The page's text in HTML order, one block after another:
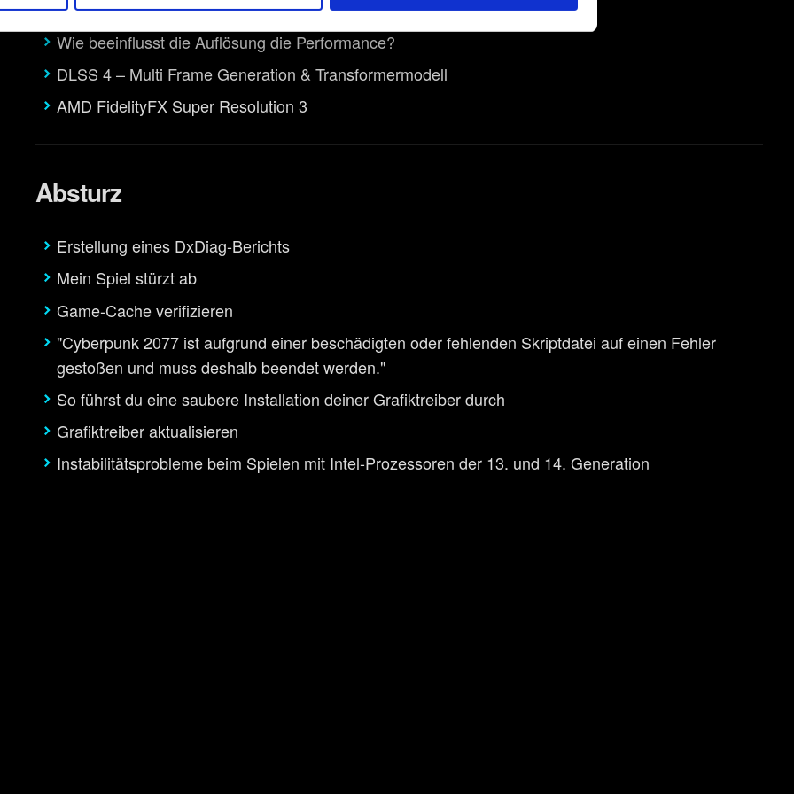
von Cookies findest du unten im Menü „Einstellungen“, wo du, falls gewünscht, auch alle
Performance-Probleme
Wie beeinflusst die Auflösung die Performance?
DLSS 4 – Multi Frame Generation & Transformermodell
AMD FidelityFX Super Resolution 3
Absturz
Erstellung eines DxDiag-Berichts
Mein Spiel stürzt ab
Game-Cache verifizieren
"Cyberpunk 2077 ist aufgrund einer beschädigten oder fehlenden Skriptdatei auf einen Fehler
gestoßen und muss deshalb beendet werden."
So führst du eine saubere Installation deiner Grafiktreiber durch
Grafiktreiber aktualisieren
Instabilitätsprobleme beim Spielen mit Intel-Prozessoren der 13. und 14. Generation